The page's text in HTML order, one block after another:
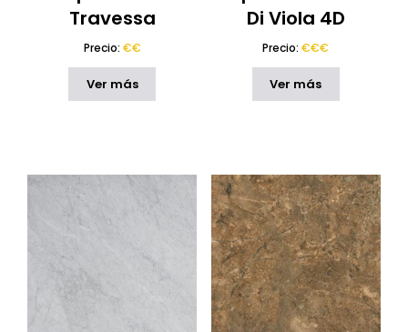
Travessa
Precio: €€
Ver más
Di Viola 4D
Precio:€€€
Ver más